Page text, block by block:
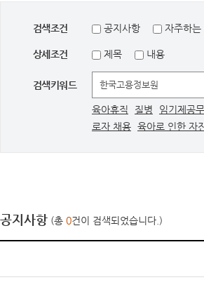
검색조건 공지사항 자주하는
상세조건 제목 내용
검색키워드
육아휴직 질병 임기제공
로자 채용 육아로 인한 자
공지사항 (총 0건이 검색되었습니다.)